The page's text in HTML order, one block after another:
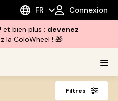
FR Connexion
et bien plus : devenez
la ColoWheel ! 🎁
Filtres